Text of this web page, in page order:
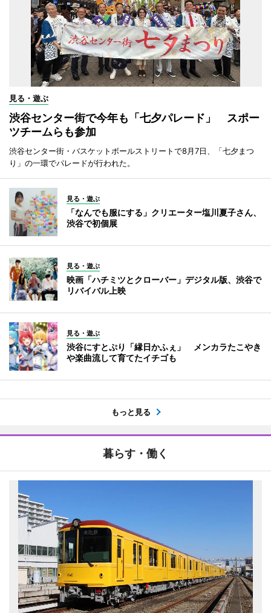
見る・遊ぶ
渋谷センター街で今年も「七夕パレード」 スポー
ツチームらも参加
渋谷センター街・バスケットボールストリートで8月7日、「七夕まつ
り」の一環でパレードが行われた。
見る・遊ぶ
「なんでも服にする」クリエーター塩川夏子さん、
渋谷で初個展
見る・遊ぶ
映画「ハチミツとクローバー」デジタル版、渋谷で
リバイバル上映
見る・遊ぶ
渋谷にすとぷり「縁日かふぇ」 メンカラたこやき
や楽曲流して育てたイチゴも
もっと見る
暮らす・働く